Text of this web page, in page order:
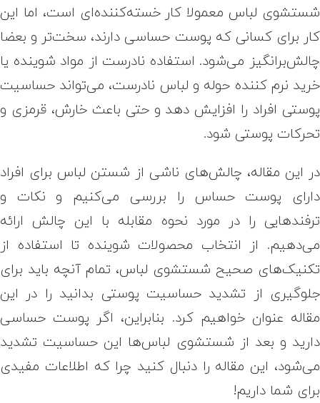
شستشوی لباس معمولا کار خسته‌کننده‌ای است، اما این
کار برای کسانی که پوست حساسی دارند، سخت‌تر و بعضا
چالش‌برانگیز می‌شود. استفاده نادرست از مواد شوینده یا
خرید نرم کننده حوله و لباس نادرست، می‌تواند حساسیت
پوستی افراد را افزایش دهد و حتی باعث خارش، قرمزی و
تحرکات پوستی شود.
در این مقاله، چالش‌های ناشی از شستن لباس برای افراد
دارای پوست حساس را بررسی می‌کنیم و نکات و
ترفندهایی را در مورد نحوه مقابله با این چالش ارائه
می‌دهیم. از انتخاب محصولات شوینده تا استفاده از
تکنیک‌های صحیح شستشوی لباس، تمام آنچه باید برای
جلوگیری از تشدید حساسیت پوستی بدانید را در این
مقاله عنوان خواهیم کرد. بنابراین، اگر پوست حساسی
دارید و بعد از شستشوی لباس‌ها این حساسیت تشدید
می‌شود، این مقاله را دنبال کنید چرا که اطلاعات مفیدی
برای شما داریم!